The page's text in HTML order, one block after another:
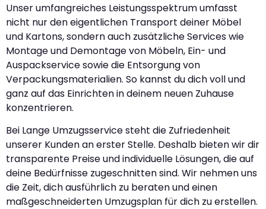
Unser umfangreiches Leistungsspektrum umfasst
nicht nur den eigentlichen Transport deiner Möbel
und Kartons, sondern auch zusätzliche Services wie
Montage und Demontage von Möbeln, Ein- und
Auspackservice sowie die Entsorgung von
Verpackungsmaterialien. So kannst du dich voll und
ganz auf das Einrichten in deinem neuen Zuhause
konzentrieren.
Bei Lange Umzugsservice steht die Zufriedenheit
unserer Kunden an erster Stelle. Deshalb bieten wir dir
transparente Preise und individuelle Lösungen, die auf
deine Bedürfnisse zugeschnitten sind. Wir nehmen uns
die Zeit, dich ausführlich zu beraten und einen
maßgeschneiderten Umzugsplan für dich zu erstellen.